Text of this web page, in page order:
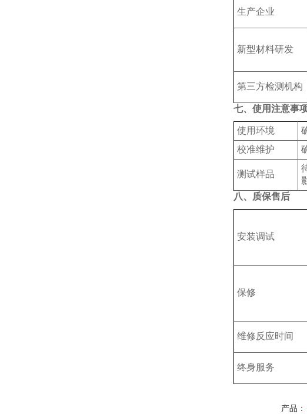
生产企业
新型材料研发
第三方检测机构
七、使用注意事
使用环境
‌校准维护‌
测试样品
八、质保售后
安装调试
保修
维修反应时间
终身服务
产品：